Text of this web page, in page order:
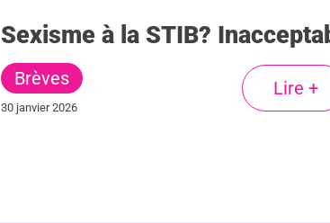
Sexisme à la STIB?
Brèves
30 janvier 2026
Lire +